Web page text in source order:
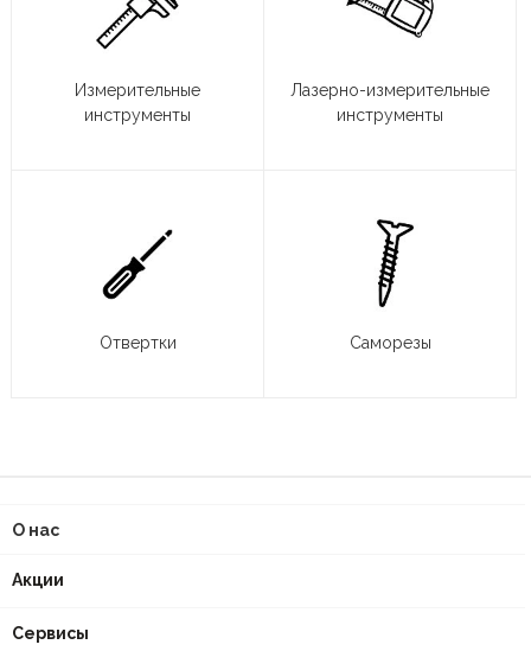
Измерительные
инструменты
Лазерно-измерительные
инструменты
Отвертки Саморезы
О нас
Акции
Сервисы